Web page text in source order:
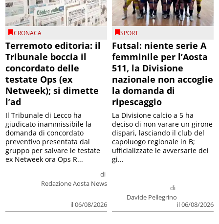
CRONACA
Terremoto editoria: il
Tribunale boccia il
concordato delle
testate Ops (ex
Netweek); si dimette
l’ad
di
Redazione Aosta News
il 06/08/2026
Il Tribunale di Lecco ha
giudicato inammissibile la
domanda di concordato
preventivo presentata dal
gruppo per salvare le testate
ex Netweek ora Ops R...
SPORT
Futsal: niente serie A
femminile per l’Aosta
511, la Divisione
nazionale non accoglie
la domanda di
ripescaggio
di
Davide Pellegrino
il 06/08/2026
La Divisione calcio a 5 ha
deciso di non varare un girone
dispari, lasciando il club del
capoluogo regionale in B;
ufficializzate le avversarie dei
gi...